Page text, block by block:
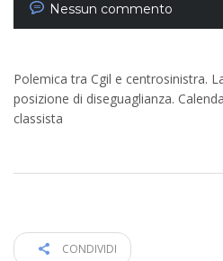
Nessun commento
Polemica tra Cgil e centrosinistra.
posizione di diseguaglianza.
classista
CONDIVIDI